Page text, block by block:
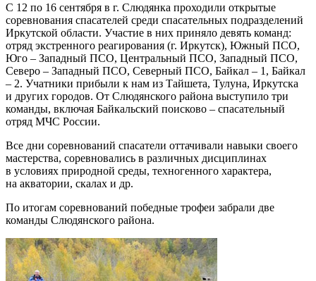
С 12 по 16 сентября в г. Слюдянка проходили открытые
соревнования спасателей среди спасательных подразделений
Иркутской области. Участие в них приняло девять команд:
отряд экстренного реагирования (г. Иркутск), Южный ПСО,
Юго – Западный ПСО, Центральный ПСО, Западный ПСО,
Северо – Западный ПСО, Северный ПСО, Байкал – 1, Байкал
– 2. Учатники прибыли к нам из Тайшета, Тулуна, Иркутска
и других городов. От Слюдянского района выступило три
команды, включая Байкальский поисково – спасательный
отряд МЧС России.
Все дни соревнований спасатели оттачивали навыки своего
мастерства, соревновались в различных дисциплинах
в условиях природной среды, техногенного характера,
на акватории, скалах и др.
По итогам соревнований победные трофеи забрали две
команды Слюдянского района.